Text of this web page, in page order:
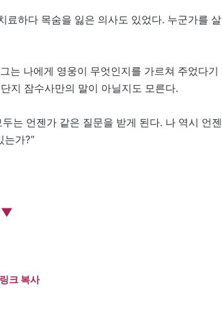
료하다 목숨을 잃은 의사도 있었다. 누군가를 살
는 나에게 영웅이 무엇인지를 가르쳐 주었다기
지 잠수사만의 말이 아닐지도 모른다.
는 언젠가 같은 질문을 받게 된다. 나 역시 언젠
는가?”
▼
링크 복사